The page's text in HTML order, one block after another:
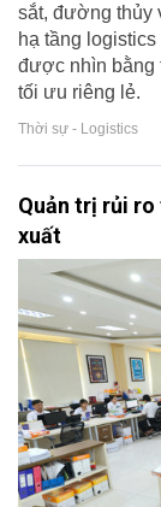
sắt, đường thủy
hạ tầng
được nhìn bằng
tối ưu riêng lẻ.
Thời sự - Logistics
Quản trị rủi
xuất